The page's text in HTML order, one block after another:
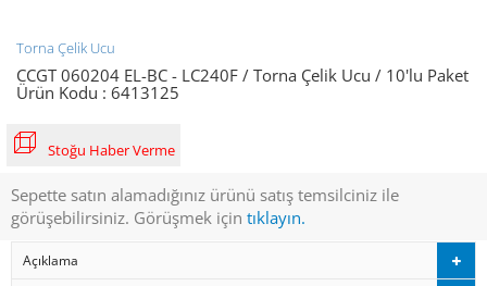
Torna Çelik Ucu
CCGT 060204 EL-BC - LC240F / Torna Çelik Ucu / 10'lu Paket
Ürün Kodu : 6413125
Stoğu Haber Verme
Sepette satın alamadığınız ürünü satış temsilciniz ile
görüşebilirsiniz. Görüşmek için tıklayın.
Açıklama